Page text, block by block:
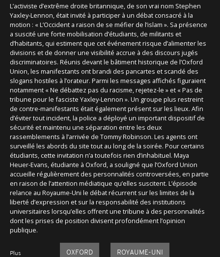
L’activiste d’extrême droite britannique, de son vrai nom Stephen
Yaxley-Lennon, était invité à participer à un débat consacré à la
motion : « L’Occident a raison de se méfier de l’islam ». Sa présence
a suscité une forte mobilisation d’étudiants, de militants et
d’habitants, qui estiment que cet événement risque d’alimenter les
divisions et de donner une visibilité accrue à des discours jugés
discriminatoires. Réunis devant le bâtiment historique de l’Oxford
Union, les manifestants ont brandi des pancartes et scandé des
slogans hostiles à l’orateur. Parmi les messages affichés figuraient
notamment « Ne débattez pas du racisme, rejetez-le » et « Pas de
tribune pour le fasciste Yaxley-Lennon ». Un groupe plus restreint
de contre-manifestants était également présent sur les lieux. Afin
d’éviter tout incident, la police a déployé un important dispositif de
sécurité et maintenu une séparation entre les deux
rassemblements à l’arrivée de Tommy Robinson. Les agents ont
surveillé les abords du site tout au long de la soirée. Pour certains
étudiants, cette invitation n’a toutefois rien d’inhabituel. Maya
Heuer-Evans, étudiante à Oxford, a souligné que l’Oxford Union
accueille régulièrement des personnalités controversées, en partie
en raison de l’attention médiatique qu’elles suscitent. L’épisode
relance au Royaume-Uni le débat récurrent sur les limites de la
liberté d’expression et sur la responsabilité des institutions
universitaires lorsqu’elles offrent une tribune à des personnalités
dont les prises de position divisent profondément l’opinion
publique.
Plus
OXFORD ROYAUME-UNI